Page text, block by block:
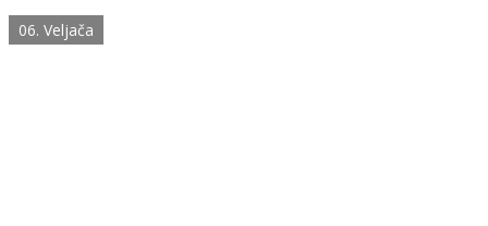
06. Veljača